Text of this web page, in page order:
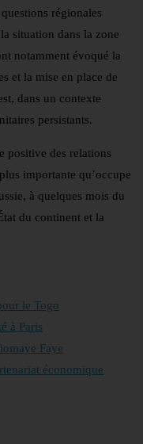
régionales
situation dans la zone
notamment évoqué la
et la mise en place de
dans un contexte
persistants.
positive des relations
importante qu’occupe
à quelques mois du
du continent et la
le Togo
à Paris
Faye
économique